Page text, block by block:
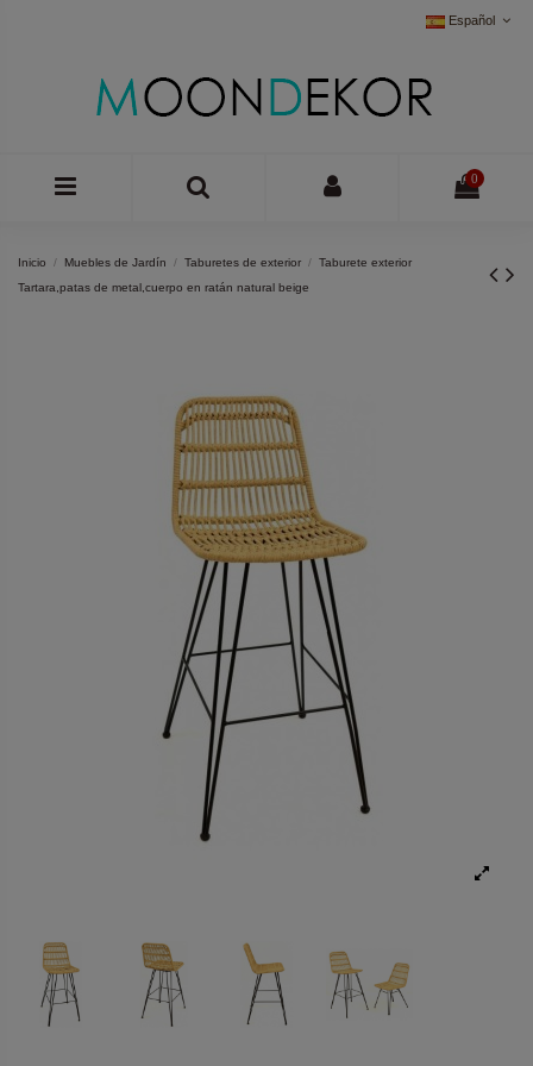
Español
0
Inicio Muebles de Jardín Taburetes de exterior
Taburete exterior
Tartara,patas de metal,cuerpo en ratán natural beige